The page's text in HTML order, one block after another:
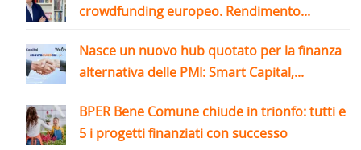
crowdfunding europeo. Rendimento...
Nasce un nuovo hub quotato per la finanza
alternativa delle PMI: Smart Capital,...
BPER Bene Comune chiude in trionfo: tutti e
5 i progetti finanziati con successo